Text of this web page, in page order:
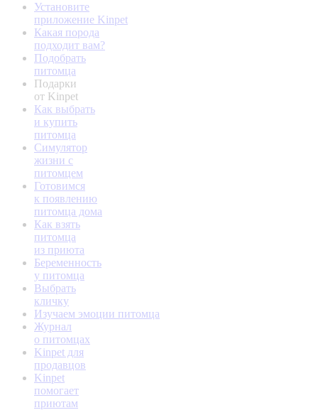
Установите
приложение Kinpet
Какая порода
подходит вам?
Подобрать
питомца
Подарки
от Kinpet
Как выбрать
и купить
питомца
Симулятор
жизни с
питомцем
Готовимся
к появлению
питомца дома
Как взять
питомца
из приюта
Беременность
у питомца
Выбрать
кличку
Изучаем эмоции питомца
Журнал
о питомцах
Kinpet для
продавцов
Kinpet
помогает
приютам